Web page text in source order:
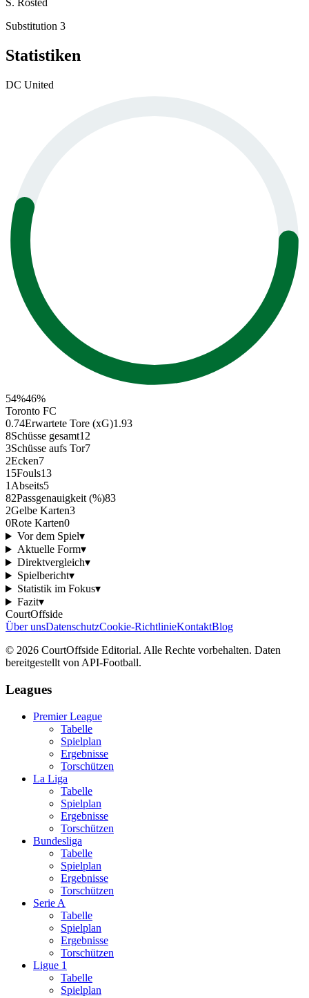
S. Rosted
Substitution 3
Statistiken
DC United
54%46%
Toronto FC
0.74Erwartete Tore (xG)1.93
8Schüsse gesamt12
3Schüsse aufs Tor7
2Ecken7
15Fouls13
1 Abseits5
82Passgenauigkeit (%)83
2Gelbe Karten3
0Rote Karten0
Vor dem Spiel▾
Aktuelle Form▾
Direktvergleich▾
Spielbericht▾
Statistik im Fokus▾
Fazit▾
CourtOffside
Über unsDatenschutzCookie-RichtlinieKontaktBlog
© 2026 CourtOffside Editorial. Alle Rechte vorbehalten. Daten
bereitgestellt von API-Football.
Leagues
Premier League
Tabelle
Spielplan
Ergebnisse
Torschützen
La Liga
Tabelle
Spielplan
Ergebnisse
Torschützen
Bundesliga
Tabelle
Spielplan
Ergebnisse
Torschützen
Serie A
Tabelle
Spielplan
Ergebnisse
Torschützen
Ligue 1
Tabelle
Spielplan